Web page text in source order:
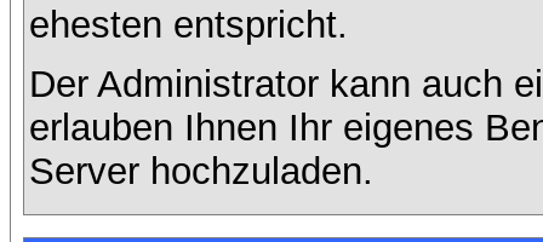
ehesten entspricht.
Der Administrator kann auch
erlauben Ihnen Ihr eigenes
Server hochzuladen.